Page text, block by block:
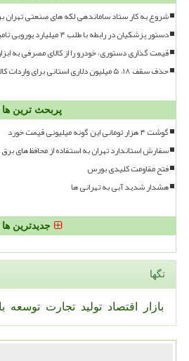
شروع به کار ستاد ساماندهی لکه های صنعتی تهران
دستور پزشکیان در رابطه با طلب ۴ میلیارد یورویی تامین کنندگان کالاهای اساسی
قیمت گذاری دستوری، خودرو را از کالای مصرفی به
حذف سقف ۱۸، ۵ میلیون دلاری استانی برای واردات کالاهای اساسی از مرزها
پربحث ترین ها
گوشت ۴ هزار تومانی این گونه میلیونی قیمت خورد
سفارش استاندارد تهران به استفاده از محافظ های برق
فتح مقاومت کلیدی بورس
هشدار شدید آبی به تهرانی ها
جدیدترین ها
تگها
بازار اقتصاد تولید تجارت توسعه